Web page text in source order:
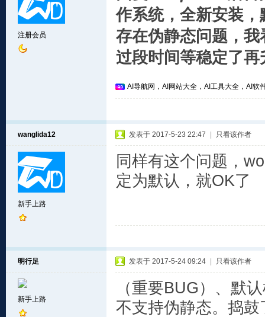
注册会员
作系统，全新安装
存在伪静态问题，
过段时间等稳定了再
AI导航网，AI网站大全，AI工具大全，AI软
wanglida12
新手上路
发表于 2017-5-23 22:47 只看该作者
同样有这个问题，
定为默认，就OK了
明行足
新手上路
发表于 2017-5-24 09:24 只看该作者
（重要BUG）、默
不支持伪静态。捣